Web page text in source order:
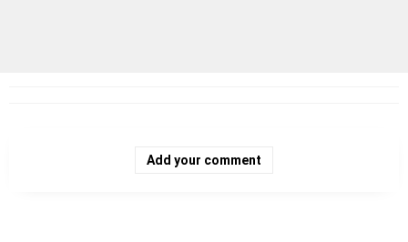
Add your comment